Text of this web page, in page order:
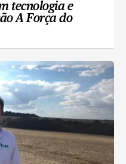
tecnologia e
A Força do